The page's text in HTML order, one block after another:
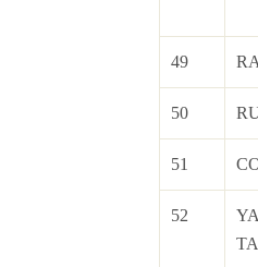
49
50
51
52